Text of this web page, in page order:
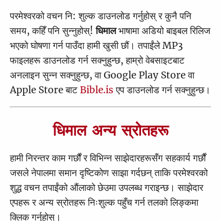
11
12 13 14 15 16
1
2 3 4 5 6 7 8 9
10
11
12 13 14 15 16 17 18 19
21
22 23 24
युहान्‍ना
1
2 3 4 5 6 7 8 9
11
12 13 14 15 16 17 18 19
20
21
साल्न्हाका चात्या
1
2 3 4 5 6 7 8 9
11
12 13 14 15 16 17 18 19
20
21
रोमि
1
2 3 4 5 6 7 8 9
10
11
1 कोरिन्थि
1
10
13
2 कोरिन्थि
3 7
133 4 5 6
1
2 3 4 5 6
फिलिप्पि
1
2 3 4
कलस्सि
1
2 3 4
1 थेस्लोनिकि
1
2 3
2 थेस्लोनिकि
परमेश्वरको वचन नि: शुल्क डाउनलोड गर्नुहोस् र कुनै पनि
समय, कहिँ पनि सुन्नुहोस्! धिमालभाषामा अडियो बाइबल रिलिज
भएको घोषणा गर्न पाउँदा हामी खुसी छौं। तपाईंले MP3
फाइलहरू डाउनलोड गर्न सक्नुहुन्छ, हाम्रो वेबसाइटबाट
अनलाइन सुन्न सक्नुहुन्छ, वा Google Play Store वा
Apple Store बाट Bible.is एप डाउनलोड गर्न सक्नुहुन्छ।
धिमाल अन्य स्रोतहरू
हामी निरन्तर काम गर्छौं र विभिन्न साझेदारहरूसँग सहकार्य गर्छौं
जसले नेपालमा समान दृष्टिकोण साझा गर्दछन् ताकि परमेश्वरको
शुद्ध वचन तपाईंको औंलाको छेउमा उपलब्ध गराइन्छ। साझेदार
एपहरू र अन्य स्रोतहरू निःशुल्क पहुँच गर्न तलको लिङ्कमा
क्लिक गर्नुहोस्।